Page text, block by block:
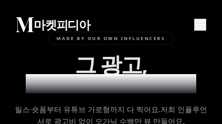
마켓피디아
MADE BY OUR OWN INFLUENCERS
그 광고,
조회수가 말해줘요
릴스·숏폼부터 유튜브 가로형까지 다 찍어요.저희 인플루언
서로 광고비 없이 오가닉 수백만 뷰 만들어요.